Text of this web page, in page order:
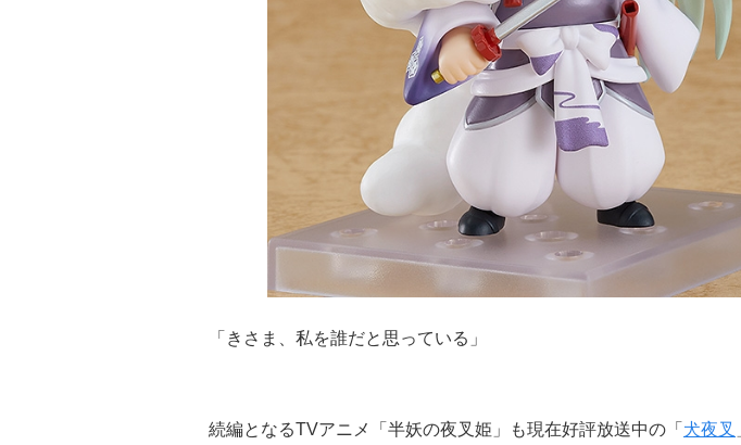
「きさま、私を誰だと思っている」
続編となるTVアニメ「半妖の夜叉姫」も現在好評放送中の「 犬夜叉